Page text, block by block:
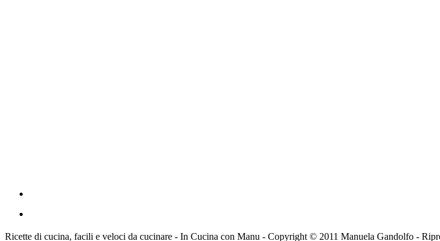
Ricette di cucina, facili e veloci da cucinare - In Cucina con Manu - Copyright © 2011 Manuela Gandolfo -